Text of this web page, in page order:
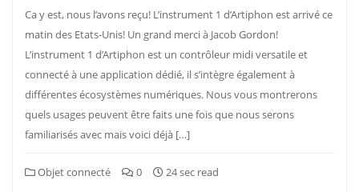
Ca y est, nous l’avons reçu! L’instrument 1 d’Artiphon est arrivé ce
matin des Etats-Unis! Un grand merci à Jacob Gordon!
L’instrument 1 d’Artiphon est un contrôleur midi versatile et
connecté à une application dédié, il s’intègre également à
différentes écosystèmes numériques. Nous vous montrerons
quels usages peuvent être faits une fois que nous serons
familiarisés avec mais voici déjà […]
Objet connecté 0 24 sec read